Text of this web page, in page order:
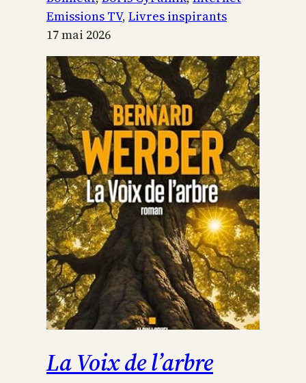
Cyrulnik,
petits
bonheurs
Emissions TV, Livres inspirants
17 mai 2026
La Voix de l’arbre